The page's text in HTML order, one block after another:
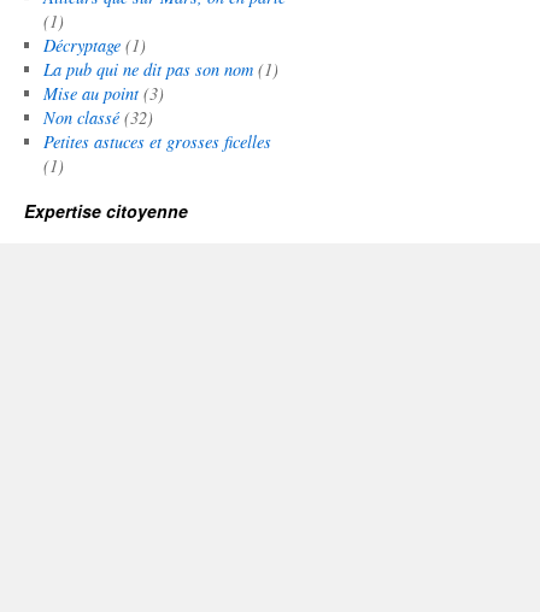
(1)
Décryptage(1)
La pub qui ne dit pas son nom(1)
Mise au point(3)
Non classé(32)
Petites astuces et grosses ficelles
(1)
Expertise citoyenne